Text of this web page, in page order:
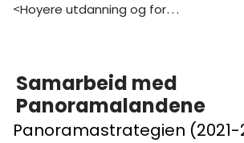
> Hoyere utdanning og forskning
Samarbeid med
Panoramalandene
Panoramastrategien (2021-